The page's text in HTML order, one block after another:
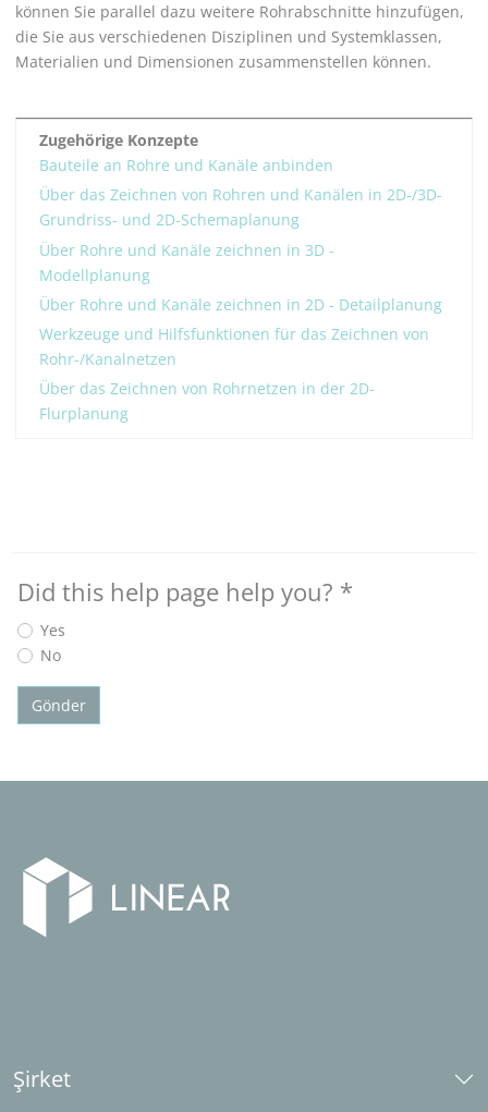
können Sie parallel dazu weitere Rohrabschnitte hinzufügen,
die Sie aus verschiedenen Disziplinen und Systemklassen,
Materialien und Dimensionen zusammenstellen können.
Zugehörige Konzepte
Bauteile an Rohre und Kanäle anbinden
Über das Zeichnen von Rohren und Kanälen in 2D-/3D-
Grundriss- und 2D-Schemaplanung
Über Rohre und Kanäle zeichnen in 3D -
Modellplanung
Über Rohre und Kanäle zeichnen in 2D - Detailplanung
Werkzeuge und Hilfsfunktionen für das Zeichnen von
Rohr-/Kanalnetzen
Über das Zeichnen von Rohrnetzen in der 2D-
Flurplanung
Did this help page help you? *
Yes
No
Gönder
Şirket